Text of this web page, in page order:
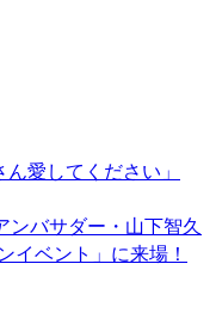
愛してください」
ンバサダー・山下智久
イベント」に来場！